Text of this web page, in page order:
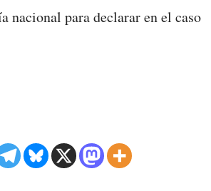
nacional para declarar en el caso